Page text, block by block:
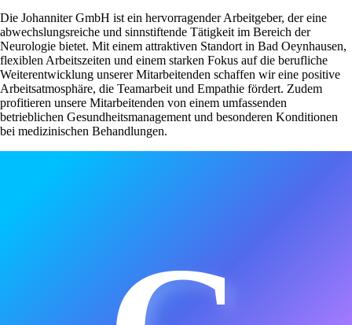
Die Johanniter GmbH ist ein hervorragender Arbeitgeber, der eine
abwechslungsreiche und sinnstiftende Tätigkeit im Bereich der
Neurologie bietet. Mit einem attraktiven Standort in Bad Oeynhausen,
flexiblen Arbeitszeiten und einem starken Fokus auf die berufliche
Weiterentwicklung unserer Mitarbeitenden schaffen wir eine positive
Arbeitsatmosphäre, die Teamarbeit und Empathie fördert. Zudem
profitieren unsere Mitarbeitenden von einem umfassenden
betrieblichen Gesundheitsmanagement und besonderen Konditionen
bei medizinischen Behandlungen.